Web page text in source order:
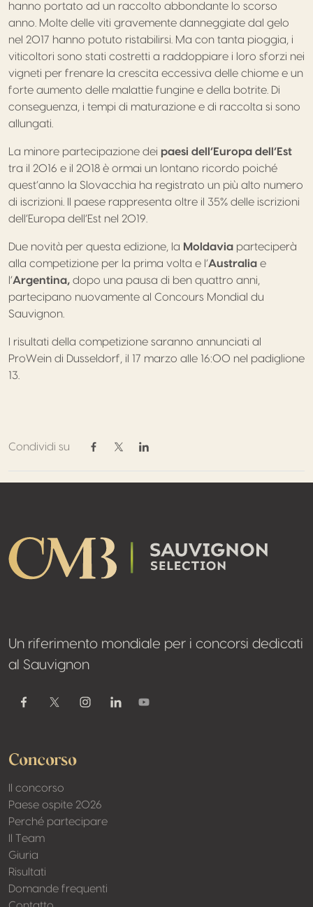
hanno portato ad un raccolto abbondante lo scorso
anno. Molte delle viti gravemente danneggiate dal gelo
nel 2017 hanno potuto ristabilirsi. Ma con tanta pioggia, i
viticoltori sono stati costretti a raddoppiare i loro sforzi nei
vigneti per frenare la crescita eccessiva delle chiome e un
forte aumento delle malattie fungine e della botrite. Di
conseguenza, i tempi di maturazione e di raccolta si sono
allungati.
La minore partecipazione dei paesi dell’Europa dell’Est
tra il 2016 e il 2018 è ormai un lontano ricordo poiché
quest’anno la Slovacchia ha registrato un più alto numero
di iscrizioni. Il paese rappresenta oltre il 35% delle iscrizioni
dell’Europa dell’Est nel 2019.
Due novità per questa edizione, la Moldavia parteciperà
alla competizione per la prima volta e l’Australia e
l’Argentina, dopo una pausa di ben quattro anni,
partecipano nuovamente al Concours Mondial du
Sauvignon.
I risultati della competizione saranno annunciati al
ProWein di Dusseldorf, il 17 marzo alle 16:00 nel padiglione
13.
Condividi su
Condividi su Facebook
Condividi su Twitter / X
Condividi su Linkedin
Un riferimento mondiale per i concorsi dedicati
al Sauvignon
FacebookTwitter / XInstagramLinkedinYoutube
Concorso
Il concorso
Paese ospite 2026
Perché partecipare
Il Team
Giuria
Risultati
Domande frequenti